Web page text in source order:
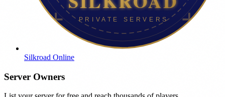
Silkroad Online
Server Owners